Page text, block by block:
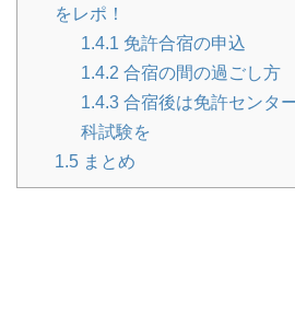
をレポ！
1.4.1 免許合宿の申込
1.4.2 合宿の間の過ごし方
1.4.3 合宿後は免許センタ
科試験を
1.5 まとめ